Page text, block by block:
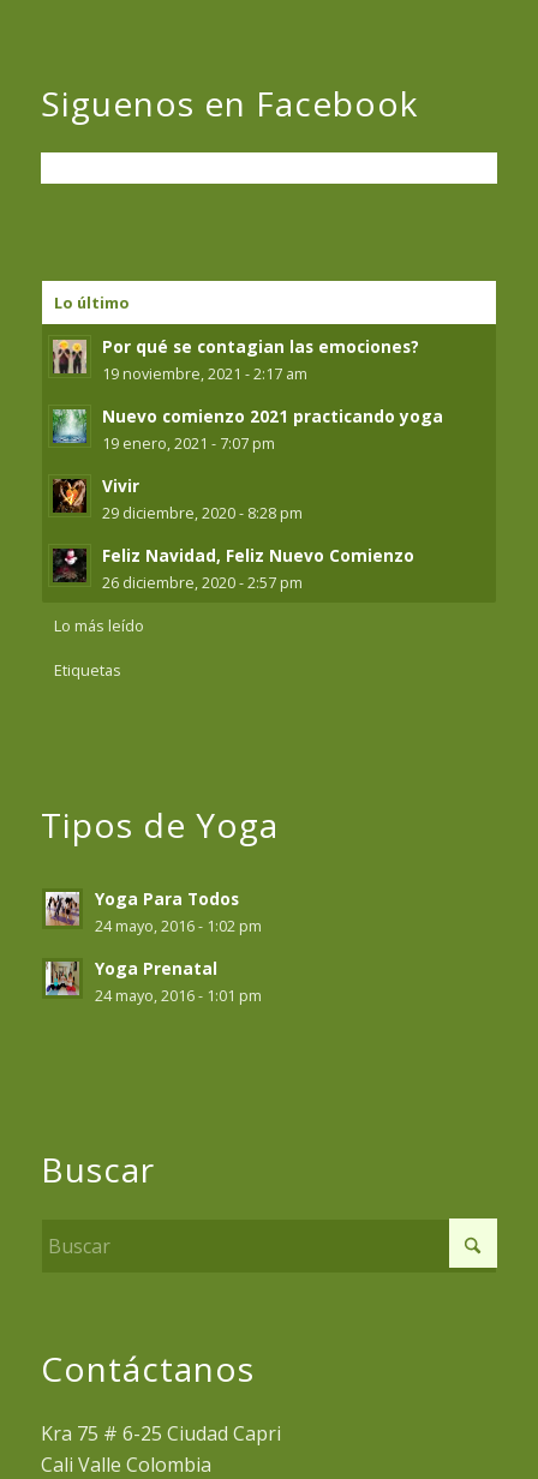
Siguenos en Facebook
Lo último
Por qué se contagian las emociones?
19 noviembre, 2021 - 2:17 am
Nuevo comienzo 2021 practicando yoga
19 enero, 2021 - 7:07 pm
Vivir
29 diciembre, 2020 - 8:28 pm
Feliz Navidad, Feliz Nuevo Comienzo
26 diciembre, 2020 - 2:57 pm
Lo más leído
Etiquetas
Tipos de Yoga
Yoga Para Todos
24 mayo, 2016 - 1:02 pm
Yoga Prenatal
24 mayo, 2016 - 1:01 pm
Buscar
Contáctanos
Kra 75 # 6-25 Ciudad Capri
Cali Valle Colombia